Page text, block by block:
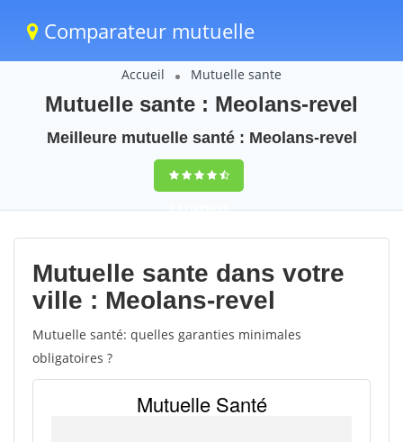
Comparateur mutuelle
Accueil Mutuelle sante
Mutuelle sante : Meolans-revel
Meilleure mutuelle santé : Meolans-revel
9,5(100%)29
votes
Mutuelle sante dans votre
ville : Meolans-revel
Mutuelle santé: quelles garanties minimales
obligatoires ?